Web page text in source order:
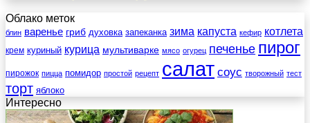
Облако меток
блин варенье гриб духовка запеканка зима капуста кефир котлета
крем куриный курица мультиварке мясо огурец печенье пирог
пирожок пицца помидор простой рецепт салат соус творожный тест
торт яблоко
Интересно